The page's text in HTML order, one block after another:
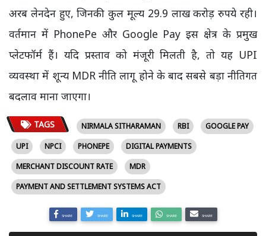
अरब लेनदेन हुए, जिनकी कुल मूल्य 29.9 लाख करोड़ रुपये रही।
वर्तमान में PhonePe और Google Pay इस क्षेत्र के प्रमुख
प्लेटफॉर्म हैं। यदि प्रस्ताव को मंजूरी मिलती है, तो यह UPI
व्यवस्था में शून्य MDR नीति लागू होने के बाद सबसे बड़ा नीतिगत
बदलाव माना जाएगा।
TAGS NIRMALA SITHARAMAN RBI
GOOGLE PAY
UPI
NPCI PHONEPE
DIGITAL PAYMENTS
MERCHANT DISCOUNT RATE
MDR
PAYMENT AND SETTLEMENT SYSTEMS ACT
SHARE SHARE SHARE SHARE SHARE